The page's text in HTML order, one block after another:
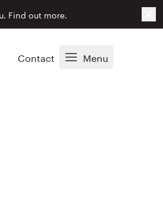
Find out more.
Contact Menu